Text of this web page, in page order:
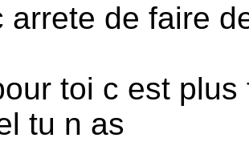
arrete de faire
toi c est
tu n as